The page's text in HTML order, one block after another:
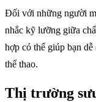
Đối với những người
nhắc kỹ lưỡng giữa
hợp có thể giúp bạn
thể thao.
Thị trường